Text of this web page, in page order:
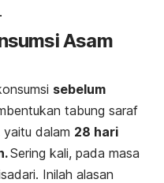
Asam
sebelum
tabung saraf
dalam 28 hari
Sering kali, pada masa
Inilah alasan